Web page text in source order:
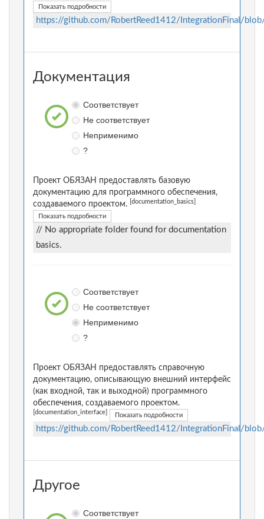
Показать подробности
https://github.com/RobertReed1412/IntegrationFinal/
Документация
Соответствует
Не соответствует
Неприменимо
?
Проект ОБЯЗАН предоставлять базовую
документацию для программного обеспечения,
создаваемого проектом.
[documentation_basics]
Показать подробности
// No appropriate folder found for documentation
basics.
Соответствует
Не соответствует
Неприменимо
?
Проект ОБЯЗАН предоставлять справочную
документацию, описывающую внешний интерфейс
(как входной, так и выходной) программного
обеспечения, создаваемого проектом.
[documentation_interface] Показать подробности
https://github.com/RobertReed1412/IntegrationFinal/
Другое
Соответствует